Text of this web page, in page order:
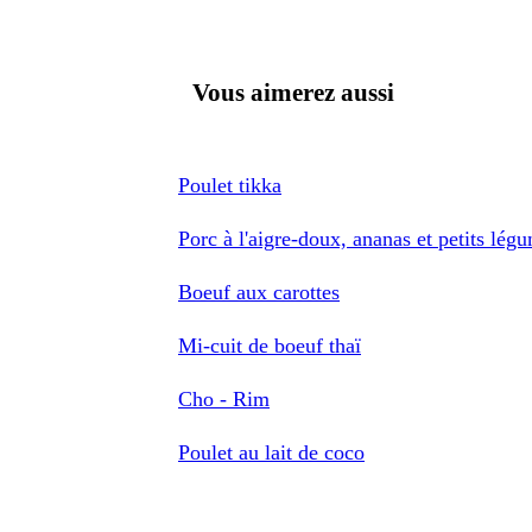
Vous aimerez aussi
Poulet tikka
Porc à l'aigre-doux, ananas et petits
Boeuf aux carottes
Mi-cuit de boeuf thaï
Cho - Rim
Poulet au lait de coco